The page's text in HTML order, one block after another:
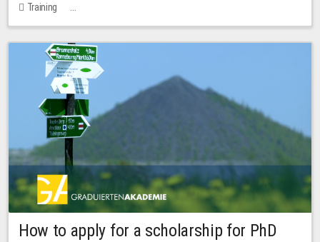
Training
Bachstraße 18k - SR 102 (Seminarraum Servicestelle LehreLernen)
How to apply for a scholarship for PhD